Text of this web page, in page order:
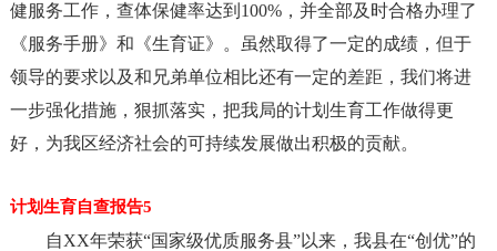
健服务工作，查体保健率达到100%，并全部及时合格办理了
《服务手册》和《生育证》。虽然取得了一定的成绩，但于
领导的要求以及和兄弟单位相比还有一定的差距，我们将进
一步强化措施，狠抓落实，把我局的计划生育工作做得更
好，为我区经济社会的可持续发展做出积极的贡献。
计划生育自查报告5
自XX年荣获“国家级优质服务县”以来，我县在“创优”的